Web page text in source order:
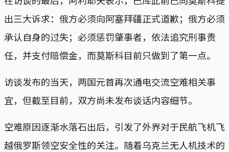
出三大诉求：俄方必须向阿塞拜疆正式道歉；俄方必须
承认自身的过失；必须惩罚肇事者，依法追究刑事责
任，并支付赔偿金，而莫斯科目前只做到了第一点。
访谈发布的当天，两国元首再次通电交流空难相关事
宜，但截至目前，双方尚未发布谈话内容细节。
空难原因逐渐水落石出后，引发了外界对于民航飞机飞
越俄罗斯领空安全性的关注。随着乌克兰无人机技术的